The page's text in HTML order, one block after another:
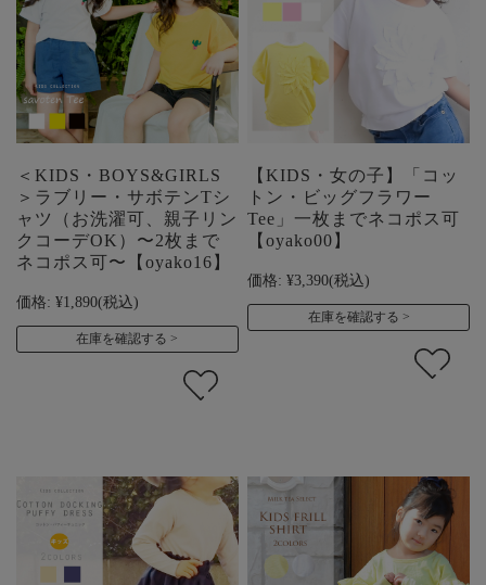
＜KIDS・BOYS&GIRLS
＞ラブリー・サボテンTシ
ャツ（お洗濯可、親子リン
クコーデOK）〜2枚まで
ネコポス可〜【oyako16】
価格: ¥1,890(税込)
在庫を確認する
【KIDS・女の子】「コッ
トン・ビッグフラワー
Tee」一枚までネコポス可
【oyako00】
価格: ¥3,390(税込)
在庫を確認する